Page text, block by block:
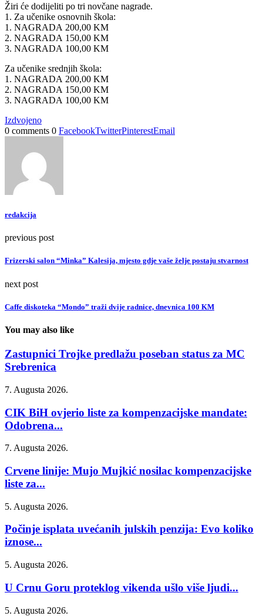
Žiri će dodijeliti po tri novčane nagrade.
1. Za učenike osnovnih škola:
1. NAGRADA 200,00 KM
2. NAGRADA 150,00 KM
3. NAGRADA 100,00 KM
Za učenike srednjih škola:
1. NAGRADA 200,00 KM
2. NAGRADA 150,00 KM
3. NAGRADA 100,00 KM
Izdvojeno
0 comments 0 FacebookTwitterPinterestEmail
redakcija
previous post
Frizerski salon “Minka” Kalesija, mjesto gdje vaše želje postaju stvarnost
next post
Caffe diskoteka “Mondo” traži dvije radnice, dnevnica 100 KM
You may also like
Zastupnici Trojke predlažu poseban status za MC
Srebrenica
7. Augusta 2026.
CIK BiH ovjerio liste za kompenzacijske mandate:
Odobrena...
7. Augusta 2026.
Crvene linije: Mujo Mujkić nosilac kompenzacijske
liste za...
5. Augusta 2026.
Počinje isplata uvećanih julskih penzija: Evo koliko
iznose...
5. Augusta 2026.
U Crnu Goru proteklog vikenda ušlo više ljudi...
5. Augusta 2026.